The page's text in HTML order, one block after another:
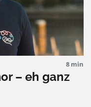
8 min
– eh ganz